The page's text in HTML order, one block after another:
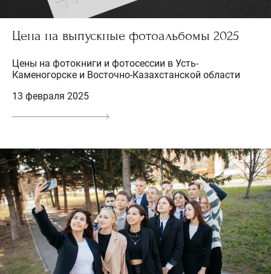
Цена на выпускные фотоальбомы 2025
Цены на фотокниги и фотосессии в Усть-
Каменогорске и Восточно-Казахстанской области
13 февраля 2025